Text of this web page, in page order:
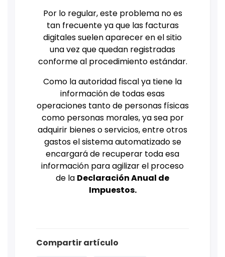
Por lo regular, este problema no es
tan frecuente ya que las facturas
digitales suelen aparecer en el sitio
una vez que quedan registradas
conforme al procedimiento estándar.
Como la autoridad fiscal ya tiene la
información de todas esas
operaciones tanto de personas físicas
como personas morales, ya sea por
adquirir bienes o servicios, entre otros
gastos el sistema automatizado se
encargará de recuperar toda esa
información para agilizar el proceso
de la Declaración Anual de
Impuestos.
Compartir artículo